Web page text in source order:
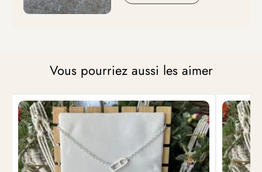
Vous pourriez aussi les aimer